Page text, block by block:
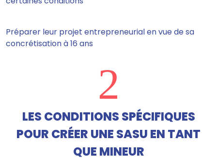
Préparer leur projet entrepreneurial en vue de sa
concrétisation à 16 ans
2
LES CONDITIONS SPÉCIFIQUES
POUR CRÉER UNE SASU EN TANT
QUE MINEUR